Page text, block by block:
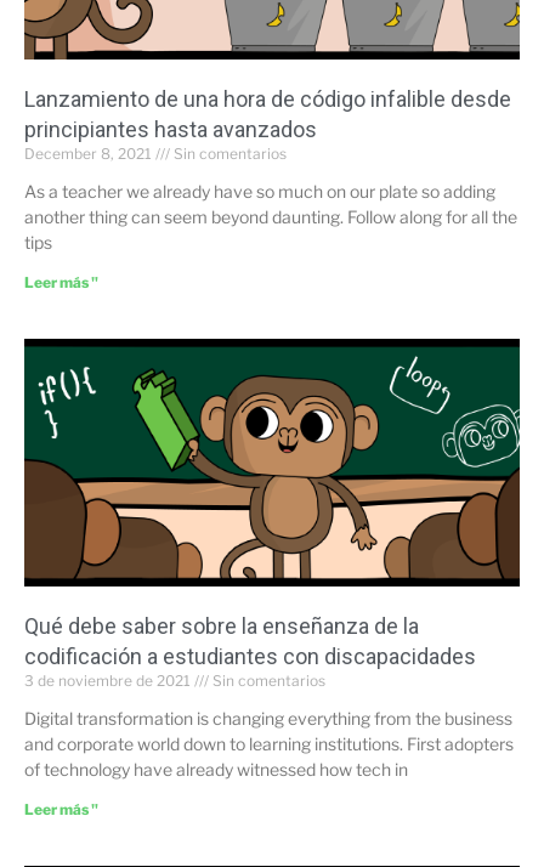
Lanzamiento de una hora de código infalible desde
principiantes hasta avanzados
December 8, 2021 Sin comentarios
As a teacher we already have so much on our plate so adding
another thing can seem beyond daunting. Follow along for all the
tips
Leer más "
Qué debe saber sobre la enseñanza de la
codificación a estudiantes con discapacidades
3 de noviembre de 2021 Sin comentarios
Digital transformation is changing everything from the business
and corporate world down to learning institutions. First adopters
of technology have already witnessed how tech in
Leer más "